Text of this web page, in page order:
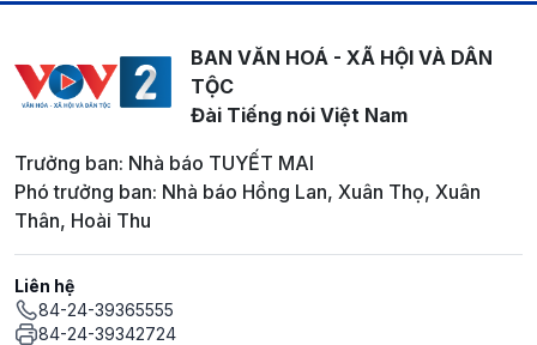
BAN VĂN HOÁ - XÃ HỘI VÀ DÂN
TỘC
Đài Tiếng nói Việt Nam
Trưởng ban: Nhà báo TUYẾT MAI
Phó trưởng ban: Nhà báo Hồng Lan, Xuân Thọ, Xuân
Thân, Hoài Thu
Liên hệ
84-24-39365555
84-24-39342724